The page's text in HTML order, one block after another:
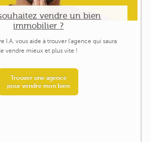
vendre un bien
immobilier ?
I.A. vous aide à trouver l'agence qui saura
le vendre mieux et plus vite !
Trouver une agence
pour vendre mon bien